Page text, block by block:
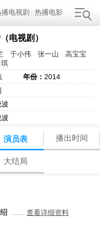
播电视剧 热播电影
电视剧）
于小伟 张一山
高宝宝
年份： 2014
演员表 播出时间
大结局
查看详细资料